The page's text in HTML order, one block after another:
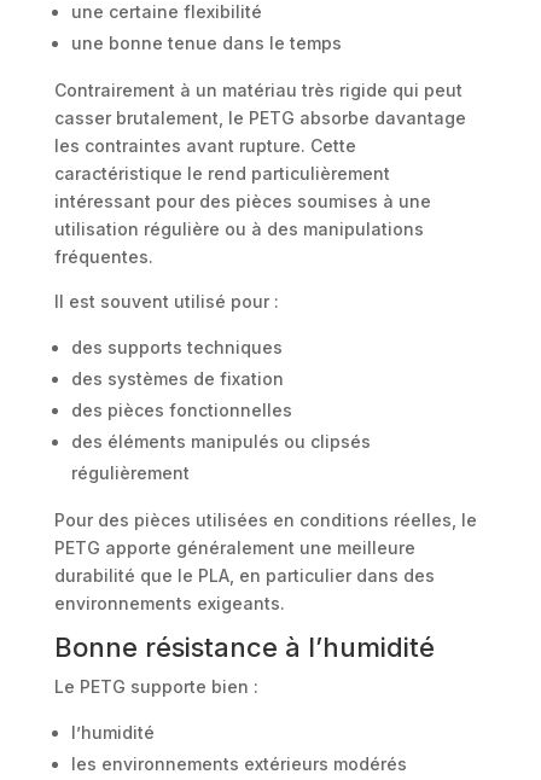
une certaine flexibilité
une bonne tenue dans le temps
Contrairement à un matériau très rigide qui peut
casser brutalement, le PETG absorbe davantage
les contraintes avant rupture. Cette
caractéristique le rend particulièrement
intéressant pour des pièces soumises à une
utilisation régulière ou à des manipulations
fréquentes.
Il est souvent utilisé pour :
des supports techniques
des systèmes de fixation
des pièces fonctionnelles
des éléments manipulés ou clipsés
régulièrement
Pour des pièces utilisées en conditions réelles, le
PETG apporte généralement une meilleure
durabilité que le PLA, en particulier dans des
environnements exigeants.
Bonne résistance à l’humidité
Le PETG supporte bien :
l’humidité
les environnements extérieurs modérés